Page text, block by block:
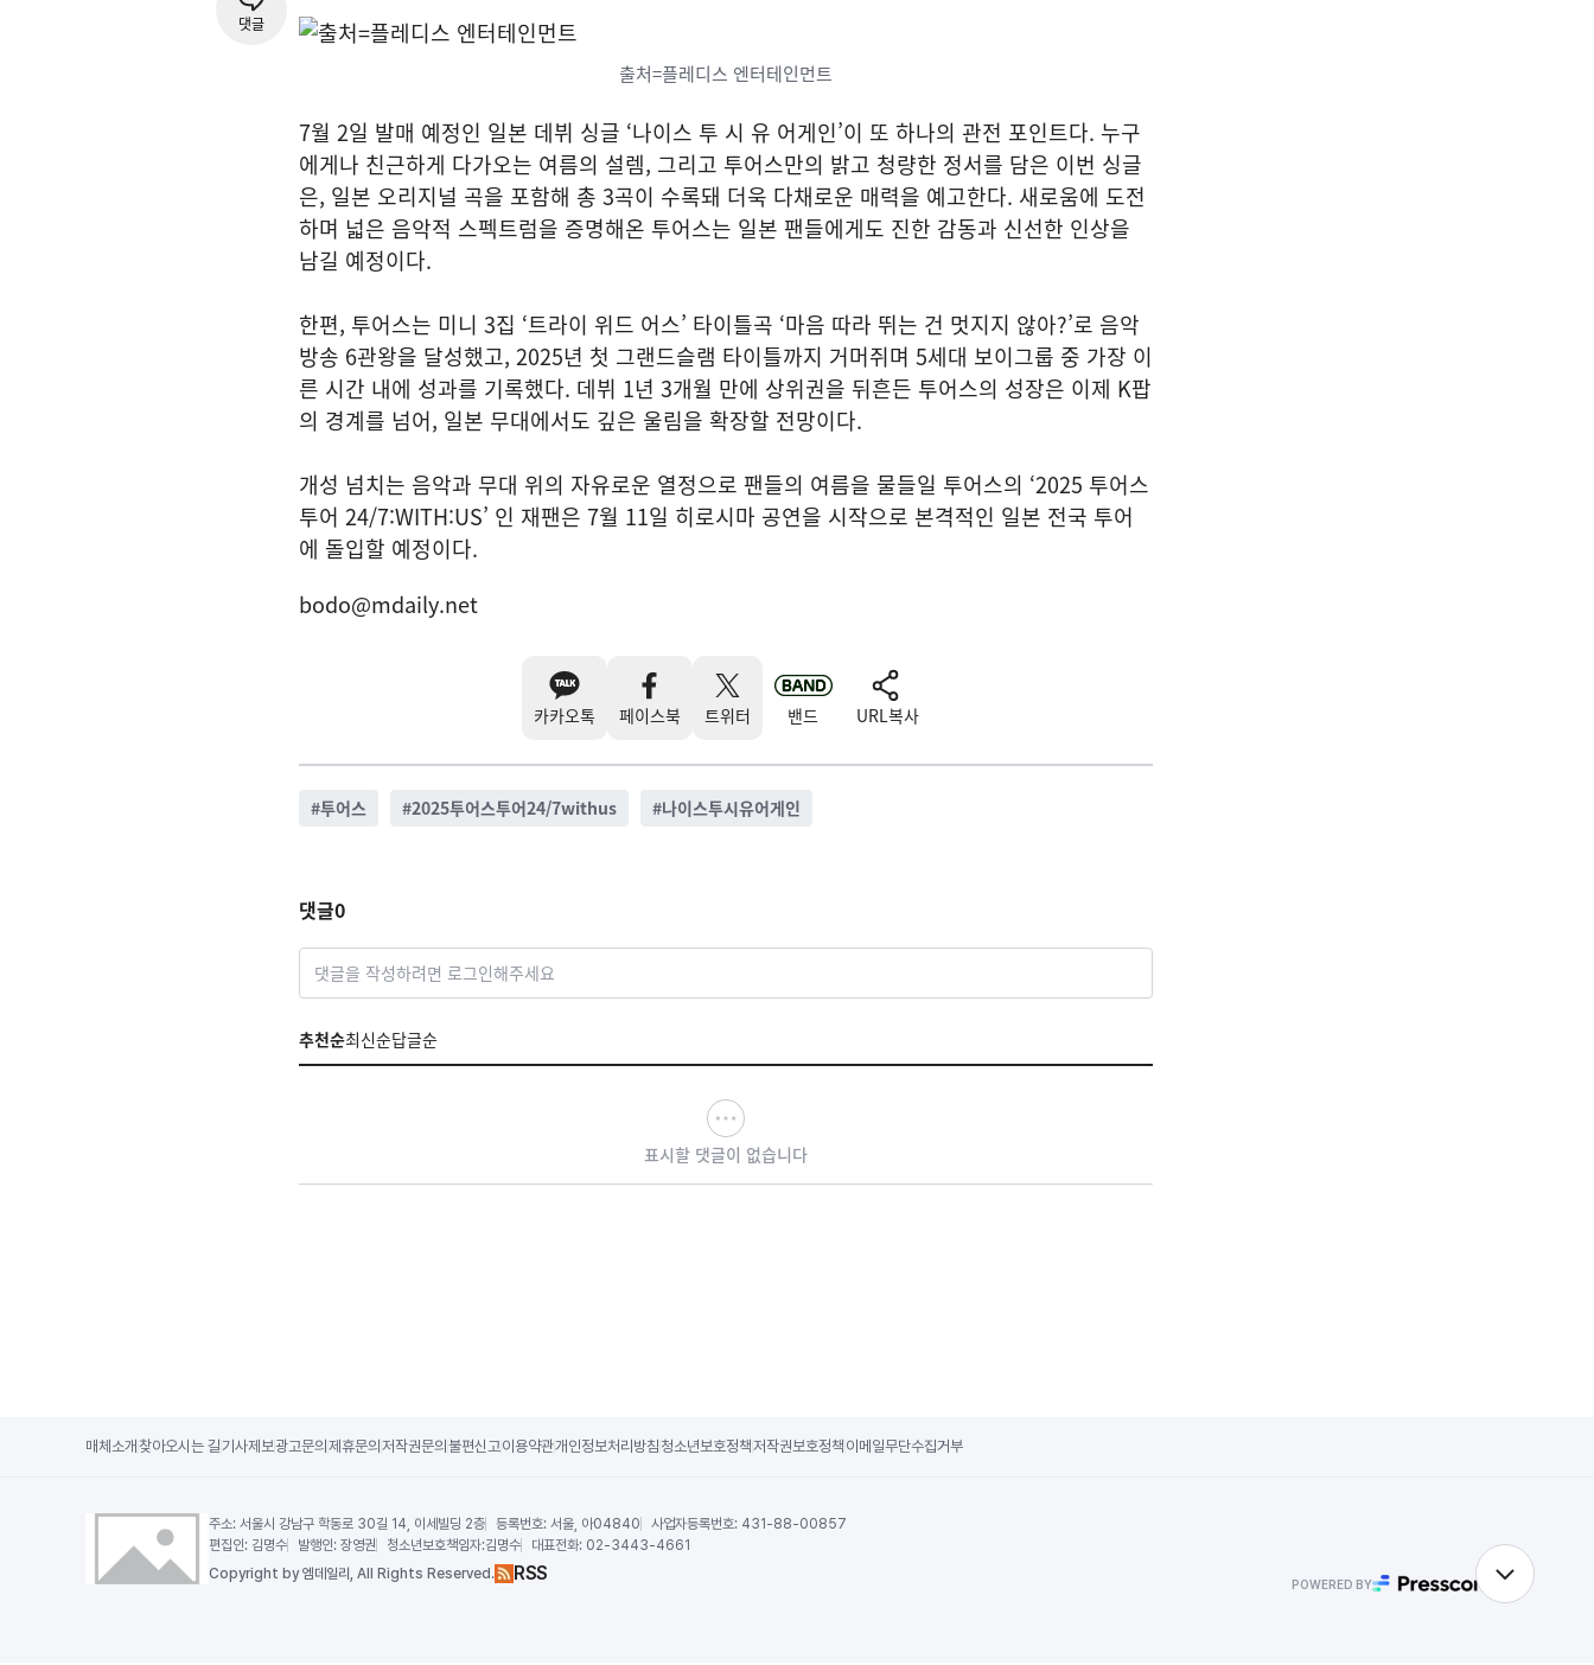
댓글
출처=플레디스 엔터테인먼트
7월 2일 발매 예정인 일본 데뷔 싱글 ‘나이스 투 시 유 어게인’이 또 하나의 관전 포인트다. 누구
에게나 친근하게 다가오는 여름의 설렘, 그리고 투어스만의 밝고 청량한 정서를 담은 이번 싱글
은, 일본 오리지널 곡을 포함해 총 3곡이 수록돼 더욱 다채로운 매력을 예고한다. 새로움에 도전
하며 넓은 음악적 스펙트럼을 증명해온 투어스는 일본 팬들에게도 진한 감동과 신선한 인상을
남길 예정이다.
한편, 투어스는 미니 3집 ‘트라이 위드 어스’ 타이틀곡 ‘마음 따라 뛰는 건 멋지지 않아?’로 음악
방송 6관왕을 달성했고, 2025년 첫 그랜드슬램 타이틀까지 거머쥐며 5세대 보이그룹 중 가장 이
른 시간 내에 성과를 기록했다. 데뷔 1년 3개월 만에 상위권을 뒤흔든 투어스의 성장은 이제 K팝
의 경계를 넘어, 일본 무대에서도 깊은 울림을 확장할 전망이다.
개성 넘치는 음악과 무대 위의 자유로운 열정으로 팬들의 여름을 물들일 투어스의 ‘2025 투어스
투어 24/7:WITH:US’ 인 재팬은 7월 11일 히로시마 공연을 시작으로 본격적인 일본 전국 투어
에 돌입할 예정이다.
bodo@mdaily.net
카카오톡 페이스북 트위터 밴드 URL복사
#투어스 #2025투어스투어24/7withus #나이스투시유어게인
댓글0
댓글을 작성하려면 로그인해주세요
추천순최신순답글순
표시할 댓글이 없습니다
매체소개 찾아오시는 길기사제보광고문의 제휴문의 저작권문의 불편신고이용약관개인정보처리방침 청소년보호정책저작권보호정책 이메일무단수집거부
주소:서울시 강남구 학동로 30길 14, 이세빌딩 2층 등록번호: 서울, 아04840 사업자등록번호: 431-88-00857
편집인: 김명수 발행인:장영권 청소년보호책임자:김명수 대표전화: 02-3443-4661
Copyright by 엠데일리, All Rights Reserved. RSS POWERED BY